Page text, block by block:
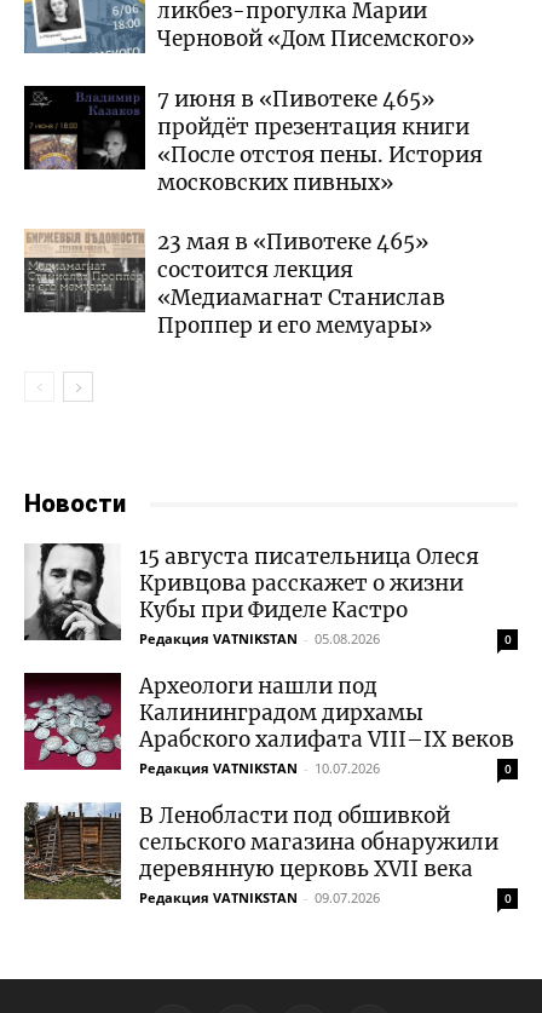
ликбез-прогулка Марии
Черновой «Дом Писемского»
7 июня в «Пивотеке 465»
пройдёт презентация книги
«После отстоя пены. История
московских пивных»
23 мая в «Пивотеке 465»
состоится лекция
«Медиамагнат Станислав
Проппер и его мемуары»
Новости
15 августа писательница Олеся
Кривцова расскажет о жизни
Кубы при Фиделе Кастро
Редакция VATNIKSTAN - 05.08.2026 0
Археологи нашли под
Калининградом дирхамы
Арабского халифата VIII–IX веков
Редакция VATNIKSTAN - 10.07.2026 0
В Ленобласти под обшивкой
сельского магазина обнаружили
деревянную церковь XVII века
Редакция VATNIKSTAN - 09.07.2026 0